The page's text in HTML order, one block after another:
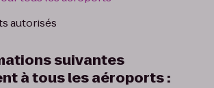
autorisés
suivantes
à tous les aéroports :